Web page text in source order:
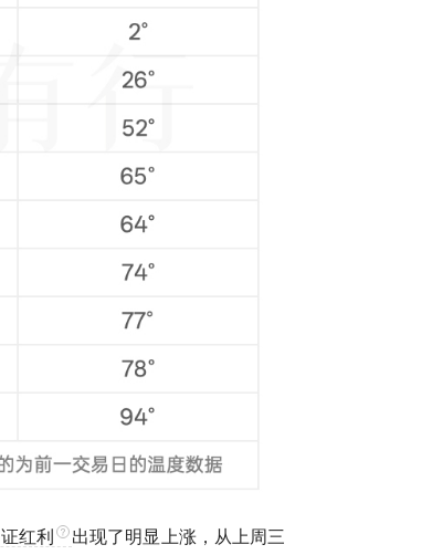
红利
出现了明显上涨，从上周三